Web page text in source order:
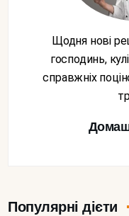
Щодня нові рецепти від домашніх
господинь,
справжніх
Популярні дієти